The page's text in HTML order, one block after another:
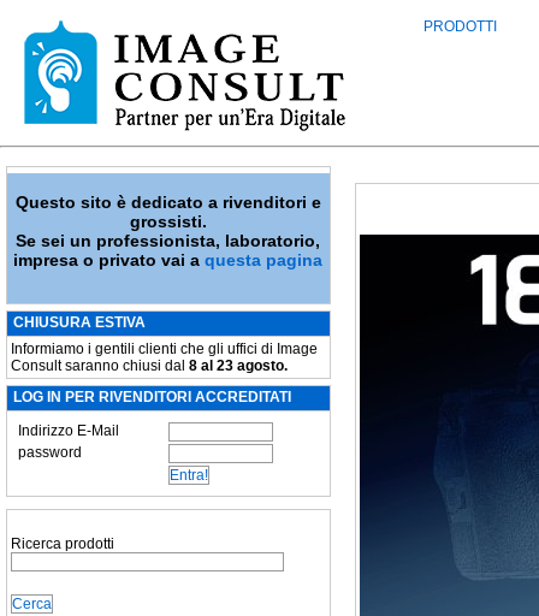
PRODOTTI
Questo sito è dedicato a rivenditori e
grossisti.
Se sei un professionista, laboratorio,
impresa o privato vai aquesta pagina
CHIUSURA ESTIVA
Informiamo i gentili clienti che gli uffici di Image
Consult saranno chiusi dal 8 al 23 agosto.
LOG IN PER RIVENDITORI ACCREDITATI
Indirizzo E-Mail
password
Ricerca prodotti